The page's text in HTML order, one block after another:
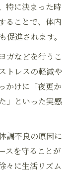
特に決まった時
ることで、体内
進されます。
ガなどを行うこ
トレスの軽減や
かけに「夜更か
」といった実感
調不良の原因に
スを守ることが
々に生活リズム